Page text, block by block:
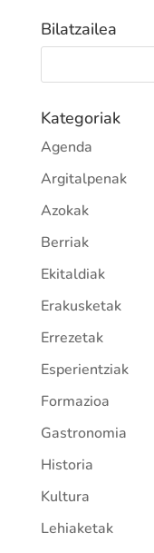
Bilatzailea
Kategoriak
Agenda
Argitalpenak
Azokak
Berriak
Ekitaldiak
Erakusketak
Errezetak
Esperientziak
Formazioa
Gastronomia
Historia
Kultura
Lehiaketak